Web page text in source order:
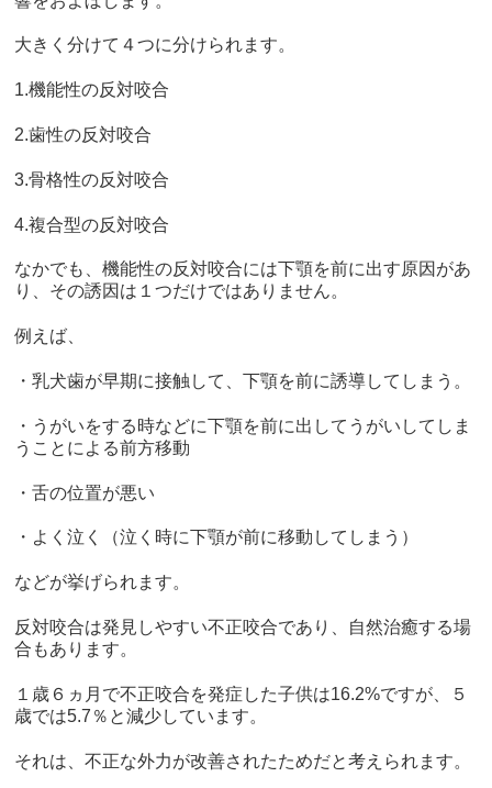
大きく分けて４つに分けられます。
1.機能性の反対咬合
2.歯性の反対咬合
3.骨格性の反対咬合
4.複合型の反対咬合
なかでも、機能性の反対咬合には下顎を前に出す原因があ
り、その誘因は１つだけではありません。
例えば、
・乳犬歯が早期に接触して、下顎を前に誘導してしまう。
・うがいをする時などに下顎を前に出してうがいしてしま
うことによる前方移動
・舌の位置が悪い
・よく泣く（泣く時に下顎が前に移動してしまう）
などが挙げられます。
反対咬合は発見しやすい不正咬合であり、自然治癒する場
合もあります。
１歳６ヵ月で不正咬合を発症した子供は16.2%ですが、５
歳では5.7％と減少しています。
それは、不正な外力が改善されたためだと考えられます。